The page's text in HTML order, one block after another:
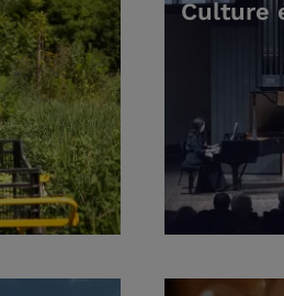
Culture